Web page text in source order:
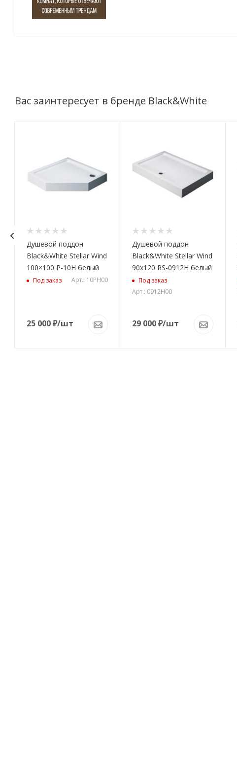
Вас заинтересует в бренде Black&White
Душевой поддон
Black&White Stellar Wind
100×100 P-10H белый
Под заказ Арт.: 10PH00
25 000₽/шт
Душевой поддон
Black&White Stellar Wind
90x120 RS-0912H белый
Под заказ
Арт.: 0912H00
29 000₽/шт